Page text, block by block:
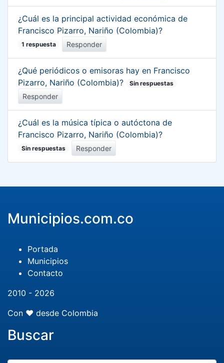
¿Cuál es la principal actividad económica de
Francisco Pizarro, Nariño (Colombia)?
1 respuesta Responder
¿Qué periódicos o emisoras hay en Francisco
Pizarro, Nariño (Colombia)?
Sin respuestas
Responder
¿Cuál es la música típica o autóctona de
Francisco Pizarro, Nariño (Colombia)?
Sin respuestas Responder
Municipios.com.co
Portada
Municipios
Contacto
2010 - 2026
Con ❤️ desde Colombia
Buscar